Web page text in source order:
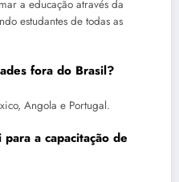
a educação através da
estudantes de todas as
fora do Brasil?
Angola e Portugal.
a capacitação de